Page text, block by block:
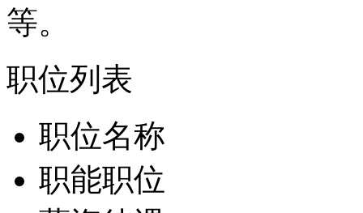
等。
职位列表
职位名称
职能职位